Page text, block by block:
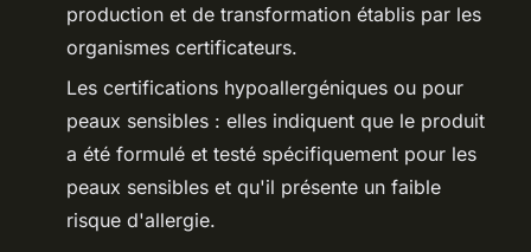
production et de transformation établis par les
organismes certificateurs.
Les certifications hypoallergéniques ou pour
peaux sensibles : elles indiquent que le produit
a été formulé et testé spécifiquement pour les
peaux sensibles et qu'il présente un faible
risque d'allergie.